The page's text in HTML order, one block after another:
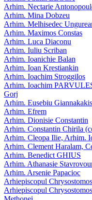
Arhim. Nectarie
Arhim. Mina Dobzeu
Arhim. Melhisedec
Arhim. Maximos Constas
Arhim. Luca Diaconu
Arhim. Iuliu Scriban
Arhim. Ioanichie Balan
Arhim. Ioan Krestiankin
Arhim. Ioachim Stroggilos
Arhim. Ioachim
Gorj
Arhim. Eusebiu Giannakakis
Arhim. Efrem
Arhim. Dionisie Constantin
Arhim. Constantin Chirila
Arhim. Cleopa Ilie, Arhim.
Arhim. Clement Haralam,
Arhim. Benedict GHIUS
Arhim. Athanasie
Arhim. Arsenie Papacioc
Arhiepiscopul
Arhiepiscopul